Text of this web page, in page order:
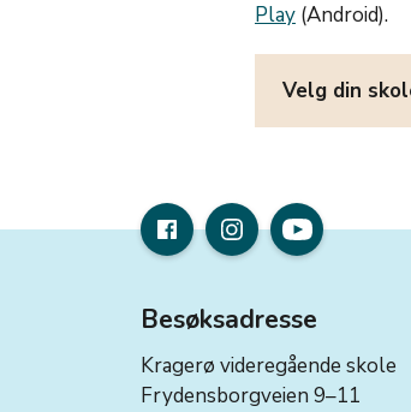
Play(Android).
Velg din
Besøksadresse
Kragerø videregående skole
Frydensborgveien 9–11